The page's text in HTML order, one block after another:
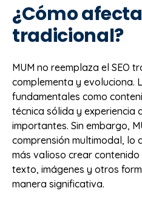
¿Cómo afecta
tradicional?
MUM no reemplaza el SEO
complementa y evoluciona.
fundamentales como
técnica sólida y experiencia
importantes. Sin embargo,
comprensión multimodal, lo
más valioso crear
texto, imágenes y otros
manera significativa.